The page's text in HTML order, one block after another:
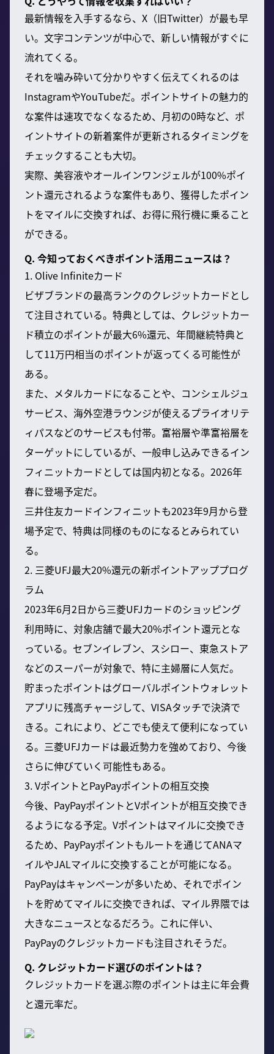
最新情報を入手するなら、X（旧Twitter）が最も早
い。文字コンテンツが中心で、新しい情報がすぐに
流れてくる。
それを噛み砕いて分かりやすく伝えてくれるのは
InstagramやYouTubeだ。ポイントサイトの魅力的
な案件は速攻でなくなるため、月初の0時など、ポ
イントサイトの新着案件が更新されるタイミングを
チェックすることも大切。
実際、美容液やオールインワンジェルが100%ポイ
ント還元されるような案件もあり、獲得したポイン
トをマイルに交換すれば、お得に飛行機に乗ること
ができる。
Q. 今知っておくべきポイント活用ニュースは？
1. Olive Infiniteカード
ビザブランドの最高ランクのクレジットカードとし
て注目されている。特典としては、クレジットカー
ド積立のポイントが最大6%還元、年間継続特典と
して11万円相当のポイントが返ってくる可能性が
ある。
また、メタルカードになることや、コンシェルジュ
サービス、海外空港ラウンジが使えるプライオリテ
ィパスなどのサービスも付帯。富裕層や準富裕層を
ターゲットにしているが、一般申し込みできるイン
フィニットカードとしては国内初となる。2026年
春に登場予定だ。
三井住友カードインフィニットも2023年9月から登
場予定で、特典は同様のものになるとみられてい
る。
2. 三菱UFJ最大20%還元の新ポイントアッププログ
ラム
2023年6月2日から三菱UFJカードのショッピング
利用時に、対象店舗で最大20%ポイント還元とな
っている。セブンイレブン、スシロー、東急ストア
などのスーパーが対象で、特に主婦層に人気だ。
貯まったポイントはグローバルポイントウォレット
アプリに残高チャージして、VISAタッチで決済で
きる。これにより、どこでも使えて便利になってい
る。三菱UFJカードは最近勢力を強めており、今後
さらに伸びていく可能性もある。
3. VポイントとPayPayポイントの相互交換
今後、PayPayポイントとVポイントが相互交換でき
るようになる予定。Vポイントはマイルに交換でき
るため、PayPayポイントもルートを通じてANAマ
イルやJALマイルに交換することが可能になる。
PayPayはキャンペーンが多いため、それでポイン
トを貯めてマイルに交換できれば、マイル界隈では
大きなニュースとなるだろう。これに伴い、
PayPayのクレジットカードも注目されそうだ。
Q. クレジットカード選びのポイントは？
クレジットカードを選ぶ際のポイントは主に年会費
と還元率だ。